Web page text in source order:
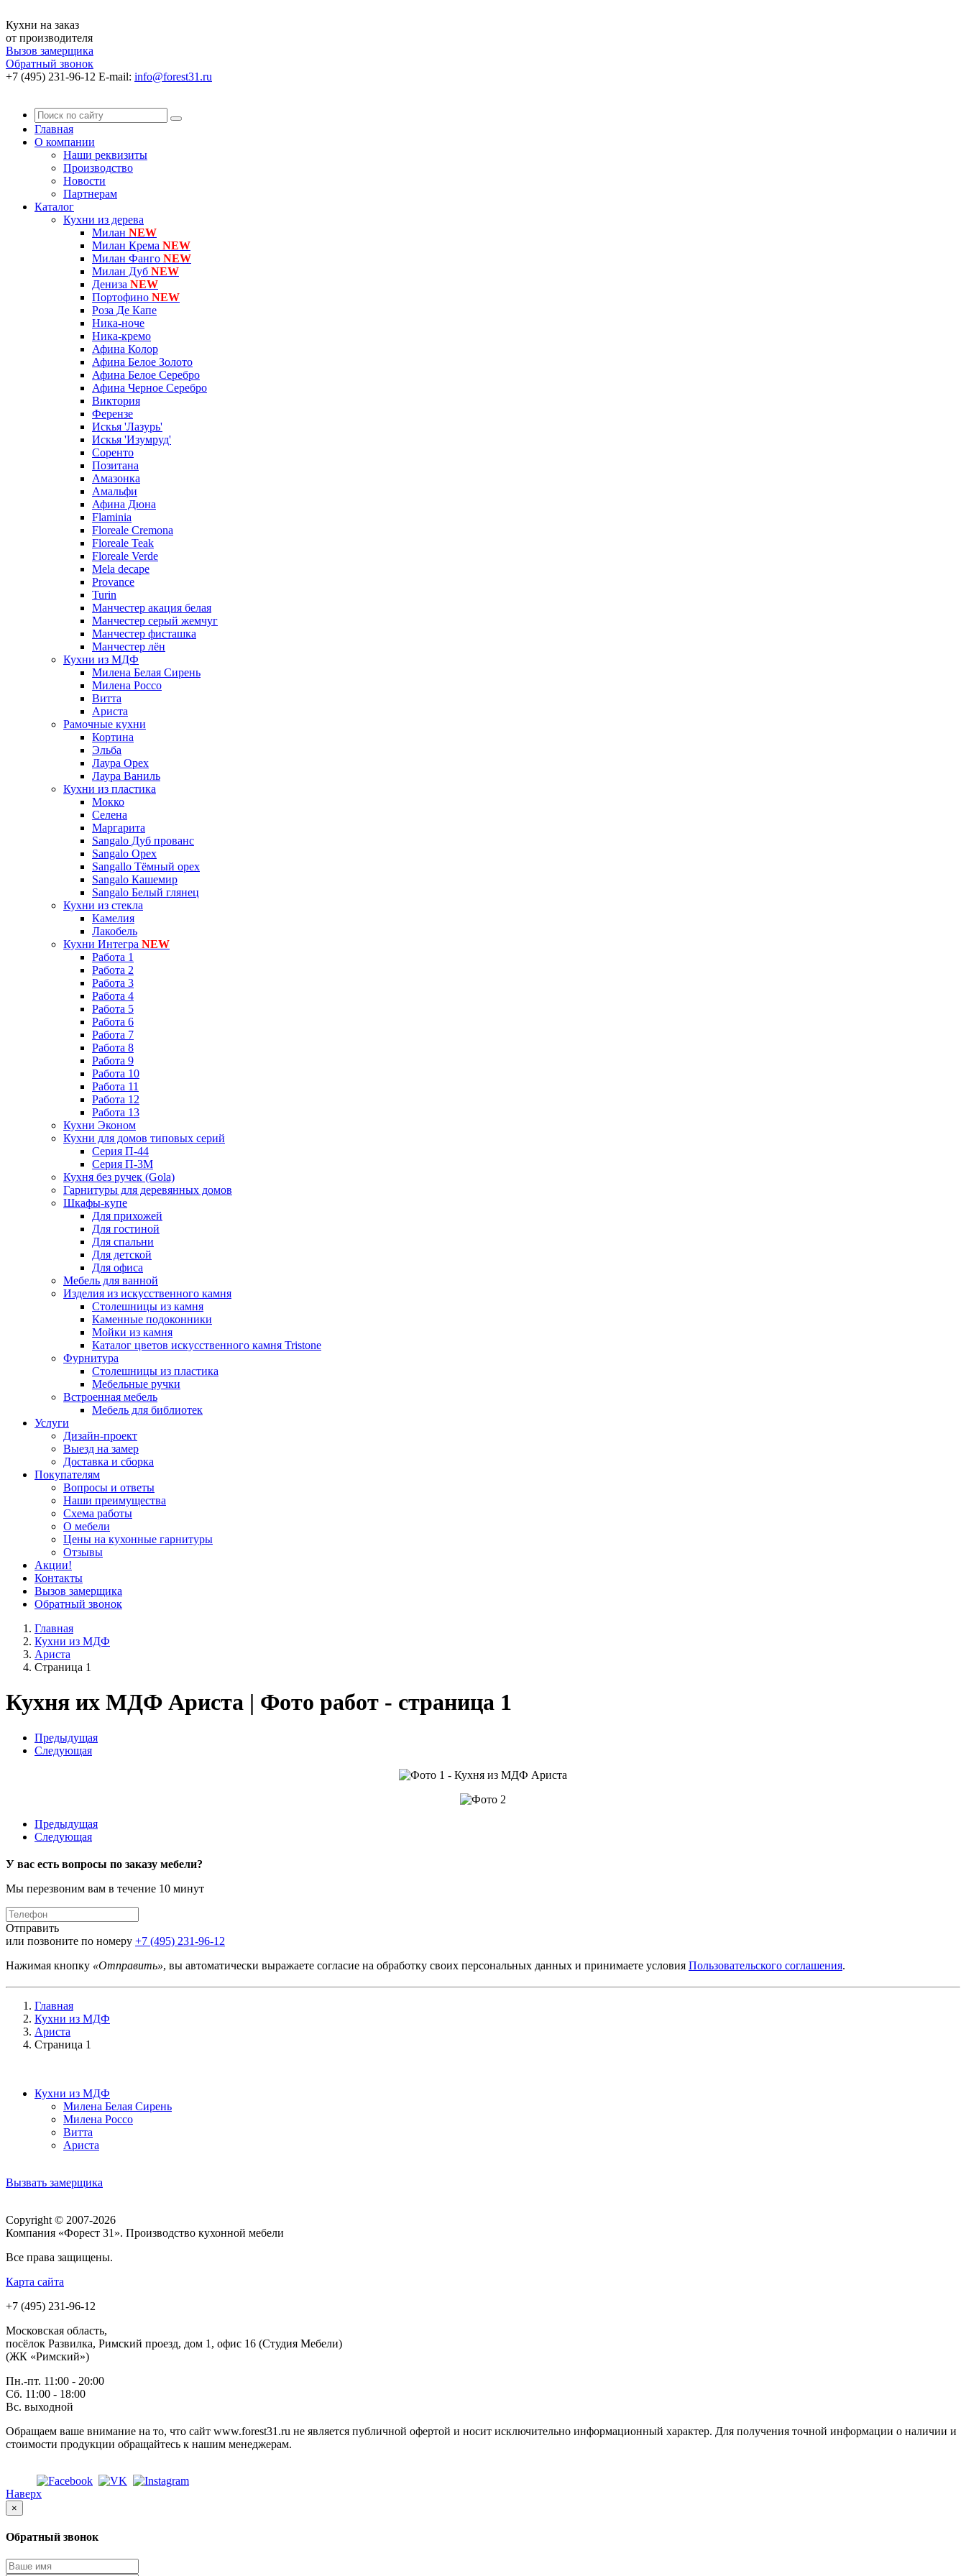
Кухни на заказ
от производителя
Вызов замерщика
Обратный звонок
+7 (495) 231-96-12 E-mail: info@forest31.ru
Главная
О компании
Наши реквизиты
Производство
Новости
Партнерам
Каталог
Кухни из дерева
Милан NEW
Милан Крема NEW
Милан Фанго NEW
Милан Дуб NEW
Дениза NEW
Портофино NEW
Роза Де Капе
Ника-ноче
Ника-кремо
Афина Колор
Афина Белое Золото
Афина Белое Серебро
Афина Черное Серебро
Виктория
Ферензе
Искья 'Лазурь'
Искья 'Изумруд'
Соренто
Позитана
Амазонка
Амальфи
Афина Дюна
Flaminia
Floreale Cremona
Floreale Teak
Floreale Verde
Mela decape
Provance
Turin
Манчестер акация белая
Манчестер серый жемчуг
Манчестер фисташка
Манчестер лён
Кухни из МДФ
Милена Белая Сирень
Милена Россо
Витта
Ариста
Рамочные кухни
Кортина
Эльба
Лаура Орех
Лаура Ваниль
Кухни из пластика
Мокко
Селена
Маргарита
Sangalo Дуб прованс
Sangalo Орех
Sangallo Тёмный орех
Sangalo Кашемир
Sangalo Белый глянец
Кухни из стекла
Камелия
Лакобель
Кухни Интегра NEW
Работа 1
Работа 2
Работа 3
Работа 4
Работа 5
Работа 6
Работа 7
Работа 8
Работа 9
Работа 10
Работа 11
Работа 12
Работа 13
Кухни Эконом
Кухни для домов типовых серий
Серия П-44
Серия П-3М
Кухня без ручек (Gola)
Гарнитуры для деревянных домов
Шкафы-купе
Для прихожей
Для гостиной
Для спальни
Для детской
Для офиса
Мебель для ванной
Изделия из искусственного камня
Столешницы из камня
Каменные подоконники
Мойки из камня
Каталог цветов искусственного камня Tristone
Фурнитура
Столешницы из пластика
Мебельные ручки
Встроенная мебель
Мебель для библиотек
Услуги
Дизайн-проект
Выезд на замер
Доставка и сборка
Покупателям
Вопросы и ответы
Наши преимущества
Схема работы
О мебели
Цены на кухонные гарнитуры
Отзывы
Акции!
Контакты
Вызов замерщика
Обратный звонок
Главная
Кухни из МДФ
Ариста
Страница 1
Кухня их МДФ Ариста | Фото работ - страница 1
Предыдущая
Следующая
Предыдущая
Следующая
У вас есть вопросы по заказу мебели?
Мы перезвоним вам в течение 10 минут
Отправить
или позвоните по номеру +7 (495) 231-96-12
Нажимая кнопку «Отправить», вы автоматически выражаете согласие на обработку своих персональных данных и принимаете условия Пользовательского соглашения.
Главная
Кухни из МДФ
Ариста
Страница 1
Кухни из МДФ
Милена Белая Сирень
Милена Россо
Витта
Ариста
Вызвать замерщика
Copyright © 2007-2026
Компания «Форест 31». Производство кухонной мебели
Все права защищены.
Карта сайта
+7 (495) 231-96-12
Московская область,
посёлок Развилка, Римский проезд, дом 1, офис 16 (Студия Мебели)
(ЖК «Римский»)
Пн.-пт. 11:00 - 20:00
Сб. 11:00 - 18:00
Вс. выходной
Обращаем ваше внимание на то, что сайт www.forest31.ru не является публичной офертой и носит исключительно информационный характер. Для получения точной информации о наличии и
стоимости продукции обращайтесь к нашим менеджерам.
Наверх
×
Обратный звонок